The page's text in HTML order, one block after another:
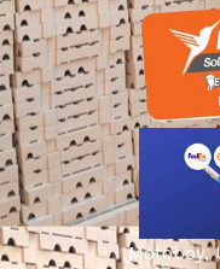
Motoboy,